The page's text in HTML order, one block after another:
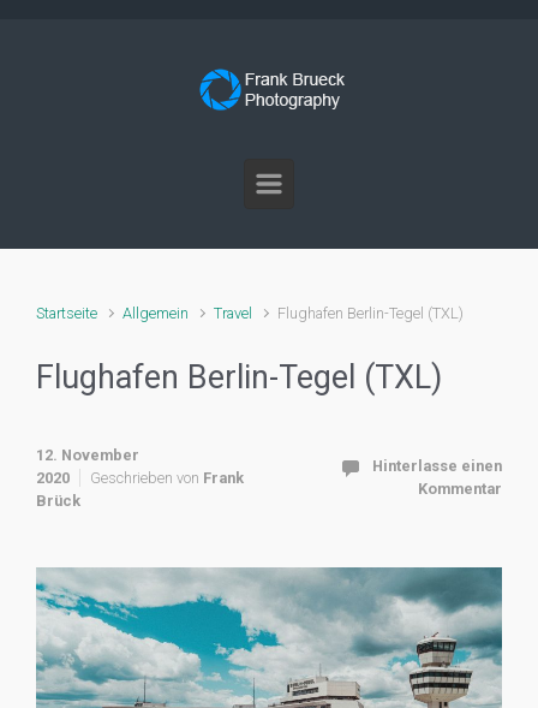
Startseite Allgemein Travel Flughafen Berlin-Tegel (TXL)
Flughafen Berlin-Tegel (TXL)
12. November
2020
Geschrieben von Frank
Brück
Hinterlasse einen
Kommentar